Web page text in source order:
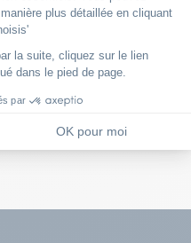
Carlo